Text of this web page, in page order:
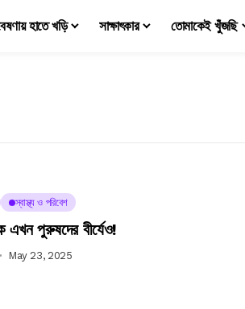
হাতে খড়ি সাক্ষাৎকার তোমাকেই খুঁজছি
স্বাস্থ্য ও পরিবেশ
এখন পুরুষদের বীর্যেও!
May 23, 2025